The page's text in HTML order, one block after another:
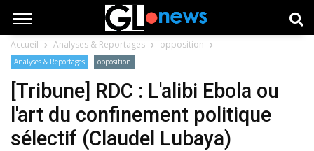
Accueil Analyses & Reportages opposition
Analyses & Reportages opposition
[Tribune] RDC : L'alibi Ebola ou
l'art du confinement politique
sélectif (Claudel Lubaya)